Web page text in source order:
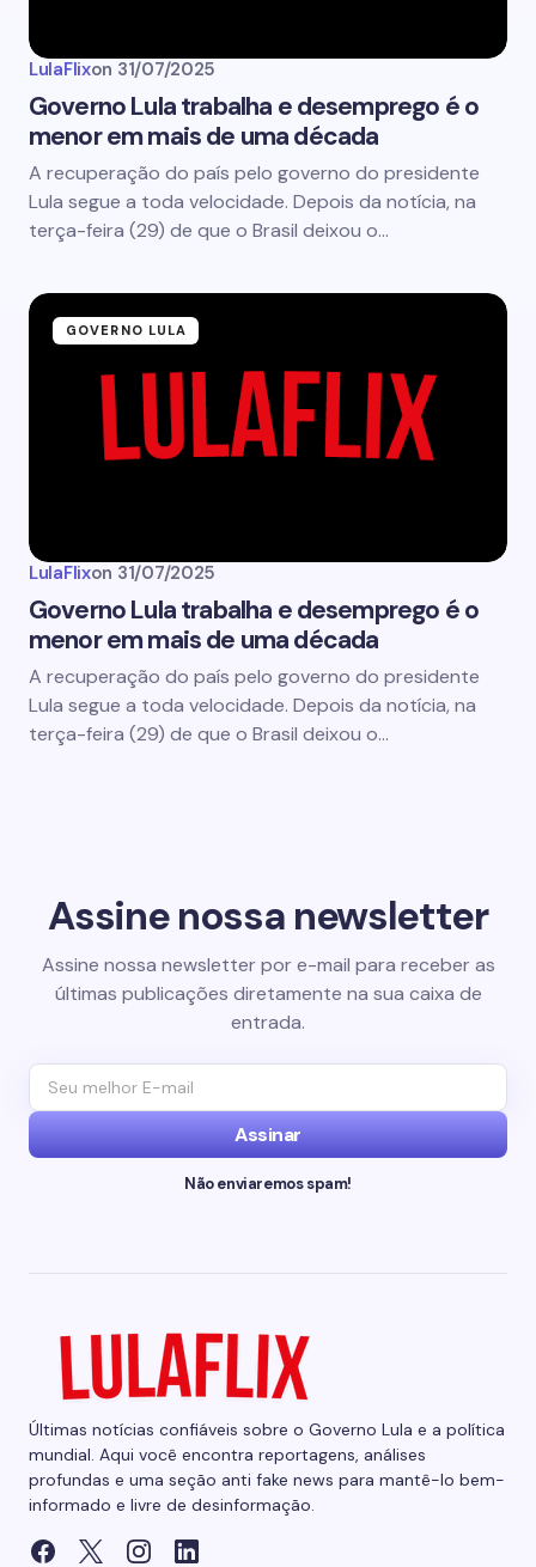
LulaFlixon 31/07/2025
Governo Lula trabalha e desemprego é o
menor em mais de uma década
A recuperação do país pelo governo do presidente
Lula segue a toda velocidade. Depois da notícia, na
terça-feira (29) de que o Brasil deixou o…
GOVERNO LULA
LulaFlixon 31/07/2025
Governo Lula trabalha e desemprego é o
menor em mais de uma década
A recuperação do país pelo governo do presidente
Lula segue a toda velocidade. Depois da notícia, na
terça-feira (29) de que o Brasil deixou o…
Assine nossa newsletter
Assine nossa newsletter por e-mail para receber as
últimas publicações diretamente na sua caixa de
entrada.
Assinar
Não enviaremos spam!
Últimas notícias confiáveis sobre o Governo Lula e a política
mundial. Aqui você encontra reportagens, análises
profundas e uma seção anti fake news para mantê-lo bem-
informado e livre de desinformação.